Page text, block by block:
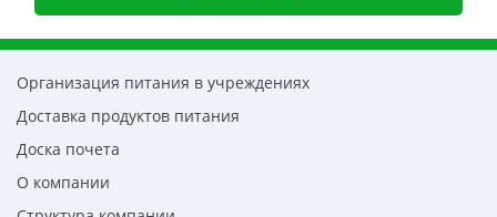
Организация питания в учреждениях
Доставка продуктов питания
Доска почета
О компании